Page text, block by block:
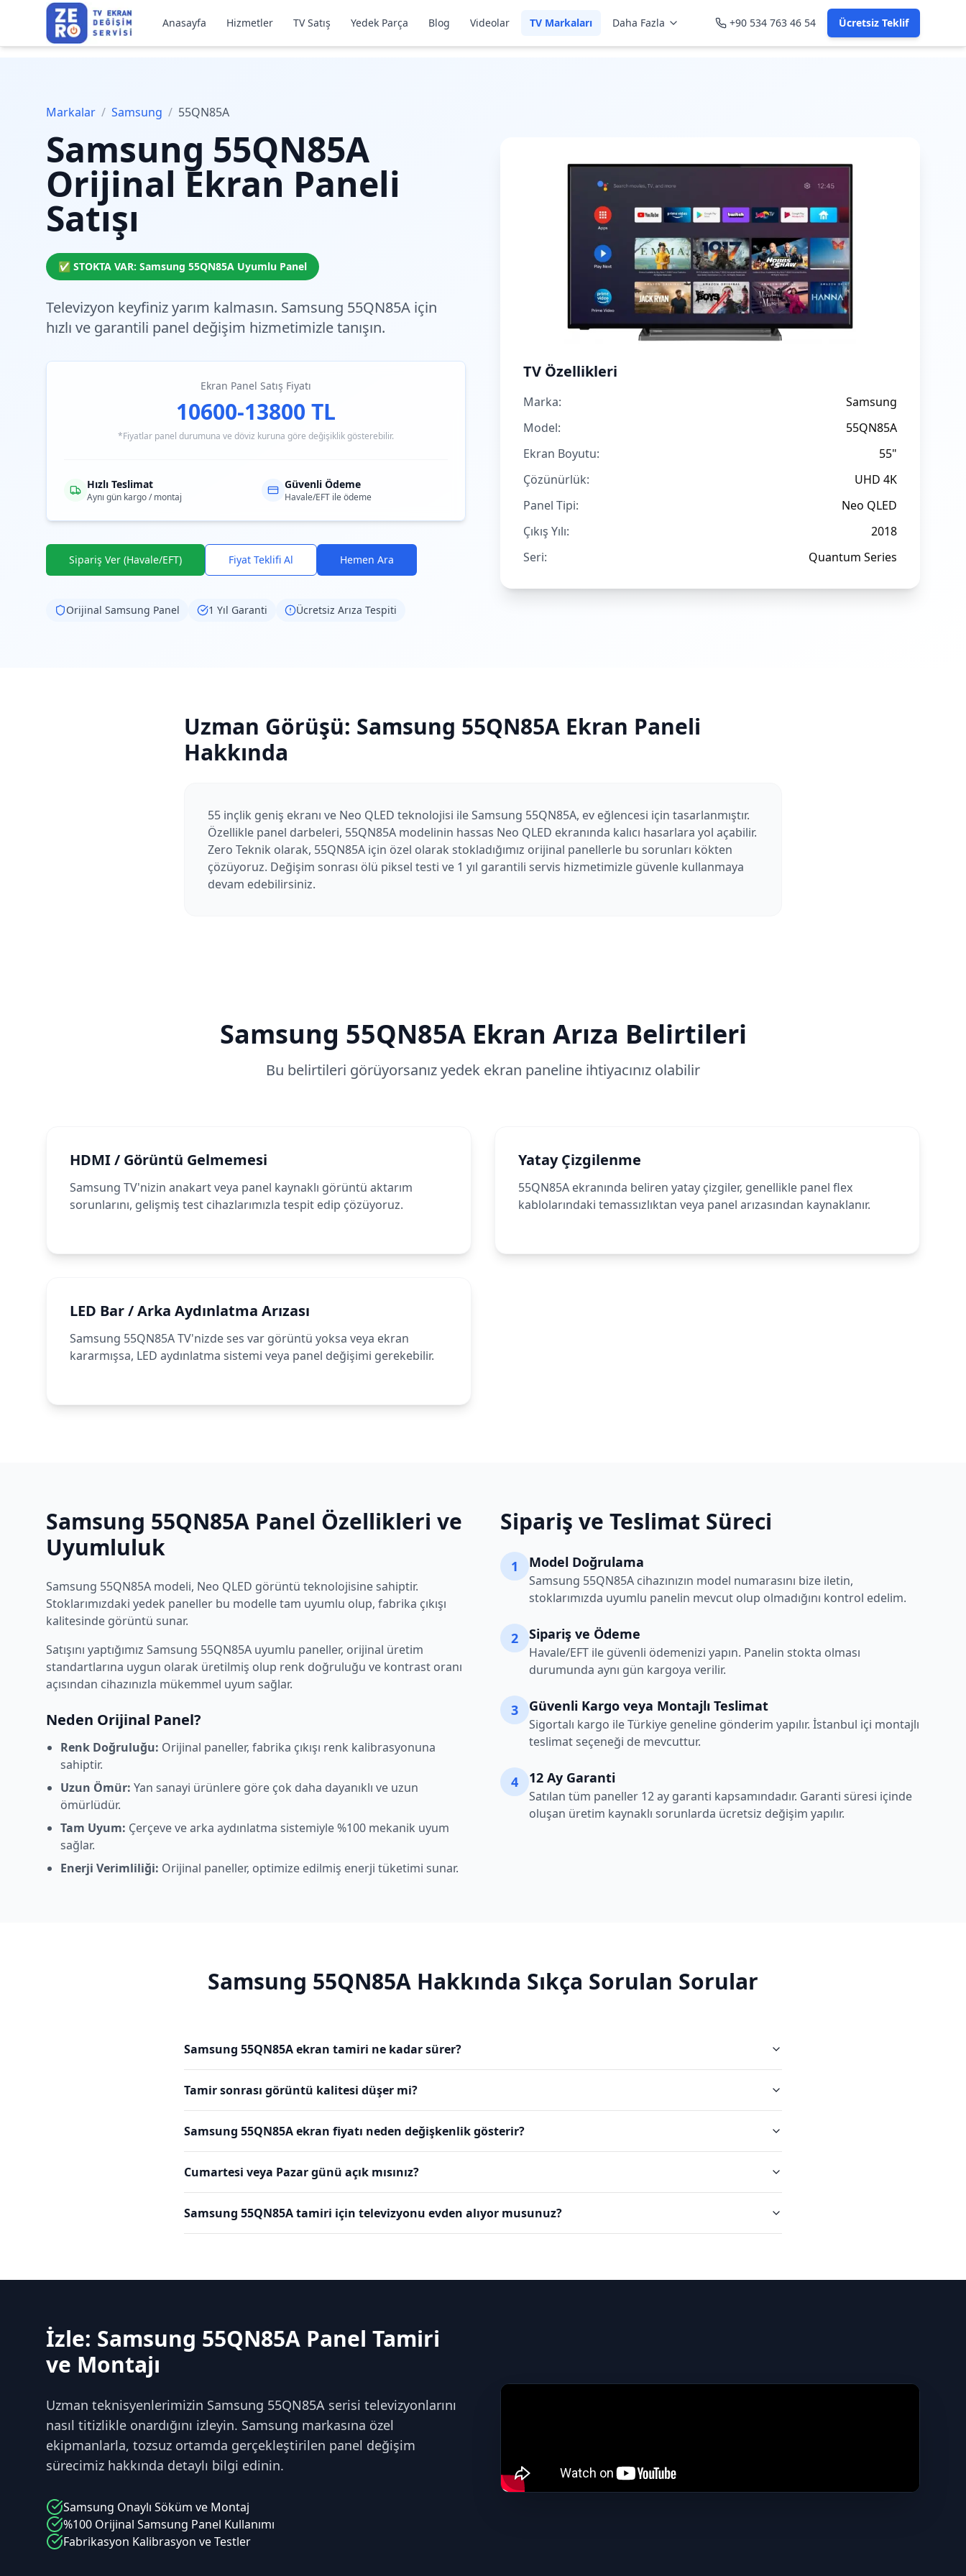
Anasayfa Hizmetler TV Satış Yedek Parça Blog Videolar TV Markaları Daha Fazla +90 534 763 46 54 Ücretsiz Teklif
Markalar / Samsung / 55QN85A
Samsung 55QN85A
Orijinal Ekran Paneli
Satışı
✅ STOKTA VAR: Samsung 55QN85A Uyumlu Panel
Televizyon keyfiniz yarım kalmasın. Samsung 55QN85A için
hızlı ve garantili panel değişim hizmetimizle tanışın.
Ekran Panel Satış Fiyatı
10600-13800 TL
*Fiyatlar panel durumuna ve döviz kuruna göre değişiklik gösterebilir.
Hızlı Teslimat
Aynı gün kargo / montaj
Güvenli Ödeme
Havale/EFT ile ödeme
Sipariş Ver (Havale/EFT) Fiyat Teklifi Al Hemen Ara
Orijinal Samsung Panel 1 Yıl Garanti Ücretsiz Arıza Tespiti
TV Özellikleri
Marka:
Samsung
Model:
55QN85A
Ekran Boyutu:
55"
Çözünürlük:
UHD 4K
Panel Tipi:
Neo QLED
Çıkış Yılı:
2018
Seri:
Quantum Series
Uzman Görüşü: Samsung 55QN85A Ekran Paneli
Hakkında
55 inçlik geniş ekranı ve Neo QLED teknolojisi ile Samsung 55QN85A, ev eğlencesi için tasarlanmıştır.
Özellikle panel darbeleri, 55QN85A modelinin hassas Neo QLED ekranında kalıcı hasarlara yol açabilir.
Zero Teknik olarak, 55QN85A için özel olarak stokladığımız orijinal panellerle bu sorunları kökten
çözüyoruz. Değişim sonrası ölü piksel testi ve 1 yıl garantili servis hizmetimizle güvenle kullanmaya
devam edebilirsiniz.
Samsung 55QN85AEkran Arıza Belirtileri
Bu belirtileri görüyorsanız yedek ekran paneline ihtiyacınız olabilir
HDMI / Görüntü Gelmemesi
Samsung TV'nizin anakart veya panel kaynaklı görüntü aktarım
sorunlarını, gelişmiş test cihazlarımızla tespit edip çözüyoruz.
Yatay Çizgilenme
55QN85A ekranında beliren yatay çizgiler, genellikle panel flex
kablolarındaki temassızlıktan veya panel arızasından kaynaklanır.
LED Bar / Arka Aydınlatma Arızası
Samsung 55QN85A TV'nizde ses var görüntü yoksa veya ekran
kararmışsa, LED aydınlatma sistemi veya panel değişimi gerekebilir.
Samsung 55QN85A Panel Özellikleri ve
Uyumluluk
Samsung 55QN85A modeli, Neo QLED görüntü teknolojisine sahiptir.
Stoklarımızdaki yedek paneller bu modelle tam uyumlu olup, fabrika çıkışı
kalitesinde görüntü sunar.
Satışını yaptığımız Samsung 55QN85A uyumlu paneller, orijinal üretim
standartlarına uygun olarak üretilmiş olup renk doğruluğu ve kontrast oranı
açısından cihazınızla mükemmel uyum sağlar.
Neden Orijinal Panel?
Renk Doğruluğu: Orijinal paneller, fabrika çıkışı renk kalibrasyonuna
sahiptir.
Uzun Ömür: Yan sanayi ürünlere göre çok daha dayanıklı ve uzun
ömürlüdür.
Tam Uyum: Çerçeve ve arka aydınlatma sistemiyle %100 mekanik uyum
sağlar.
Enerji Verimliliği: Orijinal paneller, optimize edilmiş enerji tüketimi sunar.
Sipariş ve Teslimat Süreci
1 Model Doğrulama
Samsung 55QN85A cihazınızın model numarasını bize iletin,
stoklarımızda uyumlu panelin mevcut olup olmadığını kontrol edelim.
2 Sipariş ve Ödeme
Havale/EFT ile güvenli ödemenizi yapın. Panelin stokta olması
durumunda aynı gün kargoya verilir.
3 Güvenli Kargo veya Montajlı Teslimat
Sigortalı kargo ile Türkiye geneline gönderim yapılır. İstanbul içi montajlı
teslimat seçeneği de mevcuttur.
4 12 Ay Garanti
Satılan tüm paneller 12 ay garanti kapsamındadır. Garanti süresi içinde
oluşan üretim kaynaklı sorunlarda ücretsiz değişim yapılır.
Samsung 55QN85A Hakkında Sıkça Sorulan Sorular
Samsung 55QN85A ekran tamiri ne kadar sürer?
Tamir sonrası görüntü kalitesi düşer mi?
Samsung 55QN85A ekran fiyatı neden değişkenlik gösterir?
Cumartesi veya Pazar günü açık mısınız?
Samsung 55QN85A tamiri için televizyonu evden alıyor musunuz?
İzle: Samsung 55QN85A Panel Tamiri
ve Montajı
Uzman teknisyenlerimizin Samsung 55QN85A serisi televizyonlarını
nasıl titizlikle onardığını izleyin. Samsung markasına özel
ekipmanlarla, tozsuz ortamda gerçekleştirilen panel değişim
sürecimiz hakkında detaylı bilgi edinin.
Samsung Onaylı Söküm ve Montaj
%100 Orijinal Samsung Panel Kullanımı
Fabrikasyon Kalibrasyon ve Testler